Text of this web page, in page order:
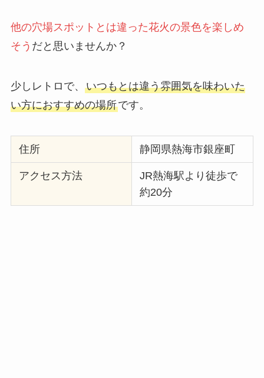
他の穴場スポットとは違った花火の景色を楽しめ
そう だと思いませんか？
少しレトロで、 いつもとは違う雰囲気を味わいた
い方におすすめの場所です。
住所 静岡県熱海市銀座町
アクセス方法
JR熱海駅より徒歩で
約20分